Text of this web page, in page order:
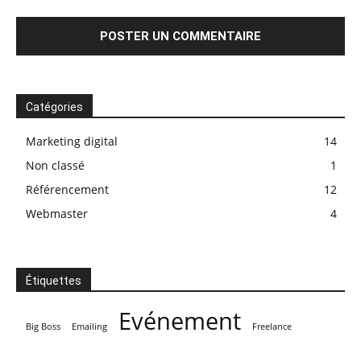
Catégories
Marketing digital
14
Non classé
1
Référencement
12
Webmaster
4
Étiquettes
Big Boss Emailing Evénement Freelance